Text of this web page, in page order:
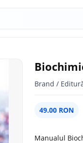
Brand /
49.00 RON
Manualul